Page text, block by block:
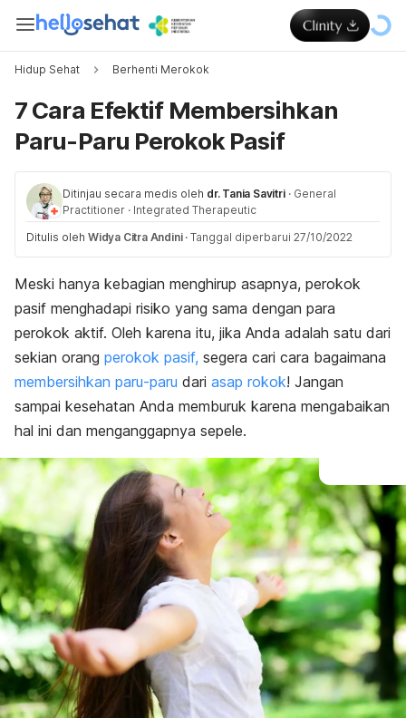
Hidup Sehat Berhenti Merokok
7 Cara Efektif Membersihkan
Paru-Paru Perokok Pasif
Ditinjau secara medis oleh dr. Tania Savitri · General
Practitioner · Integrated Therapeutic
Ditulis oleh Widya Citra Andini · Tanggal diperbarui 27/10/2022
Meski hanya kebagian menghirup asapnya, perokok
pasif menghadapi risiko yang sama dengan para
perokok aktif. Oleh karena itu, jika Anda adalah satu dari
sekian orang perokok pasif, segera cari cara bagaimana
membersihkan paru-paru dari asap rokok! Jangan
sampai kesehatan Anda memburuk karena mengabaikan
hal ini dan menganggapnya sepele.